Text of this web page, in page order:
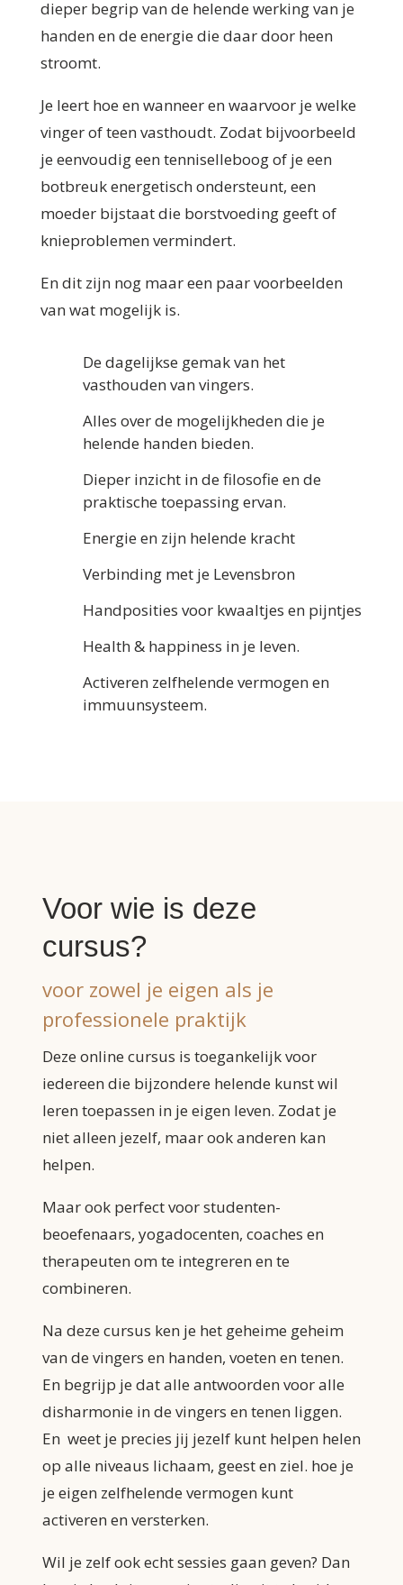
dieper begrip van de helende werking van je
handen en de energie die daar door heen
stroomt.
Je leert hoe en wanneer en waarvoor je welke
vinger of teen vasthoudt. Zodat bijvoorbeeld
je eenvoudig een tenniselleboog of je een
botbreuk energetisch ondersteunt, een
moeder bijstaat die borstvoeding geeft of
knieproblemen vermindert.
En dit zijn nog maar een paar voorbeelden
van wat mogelijk is.
De dagelijkse gemak van het
vasthouden van vingers.
Alles over de mogelijkheden die je
helende handen bieden.
Dieper inzicht in de filosofie en de
praktische toepassing ervan.
Energie en zijn helende kracht
Verbinding met je Levensbron
Handposities voor kwaaltjes en pijntjes
Health & happiness in je leven.
Activeren zelfhelende vermogen en
immuunsysteem.
Voor wie is deze
cursus?
voor zowel je eigen als je
professionele praktijk
Deze online cursus is toegankelijk voor
iedereen die bijzondere helende kunst wil
leren toepassen in je eigen leven. Zodat je
niet alleen jezelf, maar ook anderen kan
helpen.
Maar ook perfect voor studenten-
beoefenaars, yogadocenten, coaches en
therapeuten om te integreren en te
combineren.
Na deze cursus ken je het geheime geheim
van de vingers en handen, voeten en tenen.
En begrijp je dat alle antwoorden voor alle
disharmonie in de vingers en tenen liggen.
En weet je precies jij jezelf kunt helpen helen
op alle niveaus lichaam, geest en ziel. hoe je
je eigen zelfhelende vermogen kunt
activeren en versterken.
Wil je zelf ook echt sessies gaan geven? Dan